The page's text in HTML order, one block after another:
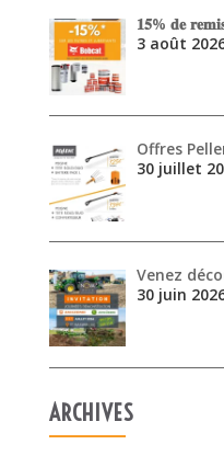
𝟏𝟓% 𝐝𝐞
3 août
Offres
30 juillet
Venez
30 juin
ARCHIVES